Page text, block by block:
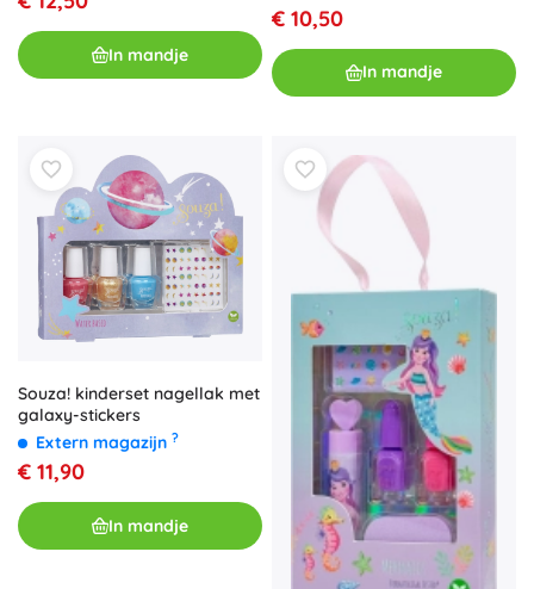
In mandje
€ 10,50
In mandje
Souza! kinderset nagellak met
galaxy-stickers
Extern magazijn ?
€ 11,90
In mandje